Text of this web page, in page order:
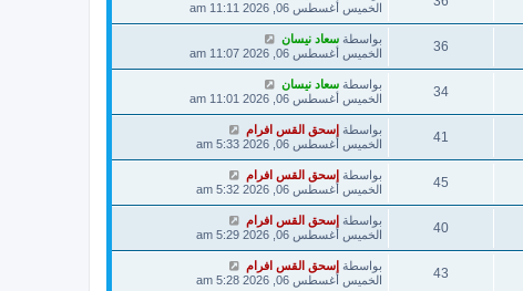
الخميس أغسطس 06, 2026 11:11 am
36 بواسطة سعاد نيسان
الخميس أغسطس 06, 2026 11:07 am
34 بواسطة سعاد نيسان
الخميس أغسطس 06, 2026 11:01 am
41 بواسطة إسحق القس افرام
الخميس أغسطس 06, 2026 5:33 am
45 بواسطة إسحق القس افرام
الخميس أغسطس 06, 2026 5:32 am
40 بواسطة إسحق القس افرام
الخميس أغسطس 06, 2026 5:29 am
43 بواسطة إسحق القس افرام
الخميس أغسطس 06, 2026 5:28 am